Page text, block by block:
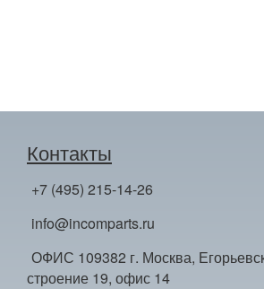
Контакты
+7 (495) 215-14-26
info@incomparts.ru
ОФИС 109382 г. Москва,
строение 19, офис 14